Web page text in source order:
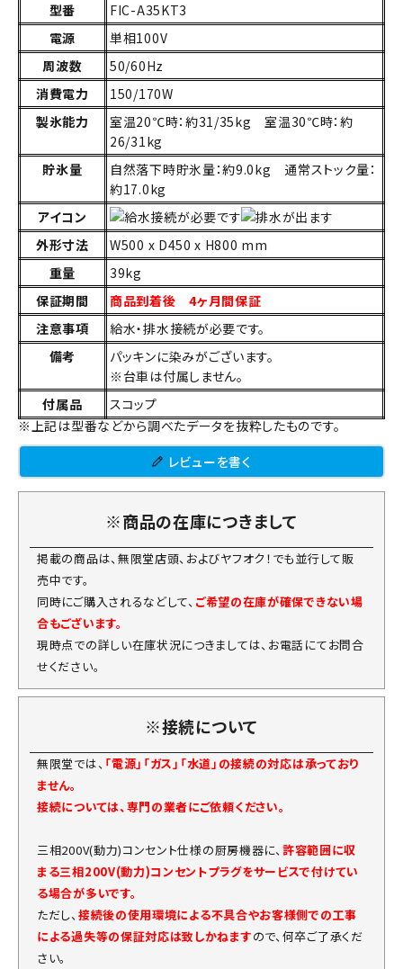
型番
FIC-A35KT3
電源
単相100V
周波数
50/60Hz
消費電力
150/170W
製氷能力
室温20℃時：約31/35kg 室温30℃時：約
26/31kg
貯氷量
自然落下時貯氷量：約9.0kg 通常ストック量：
約17.0kg
アイコン
外形寸法
W500 x D450 x H800 mm
重量
39kg
保証期間
商品到着後 4ヶ月間保証
注意事項
給水・排水接続が必要です。
備考
パッキンに染みがございます。
※台車は付属しません。
付属品
スコップ
※上記は型番などから調べたデータを抜粋したものです。
レビューを書く
※商品の在庫につきまして
掲載の商品は、無限堂店頭、およびヤフオク！でも並行して販
売中です。
同時にご購入されるなどして、 ご希望の在庫が確保できない場
合もございます。
現時点での詳しい在庫状況につきましては、お電話にてお問合
せください。
※接続について
無限堂では、 「電源」「ガス」「水道」の接続の対応は承っており
ません。
接続については、専門の業者にご依頼ください。
三相200V(動力)コンセント仕様の厨房機器に、許容範囲に収
まる三相200V(動力)コンセントプラグをサービスで付けてい
る場合が多いです。
ただし、接続後の使用環境による不具合やお客様側での工事
による過失等の保証対応は致しかねますので、何卒ご了承くだ
さい。